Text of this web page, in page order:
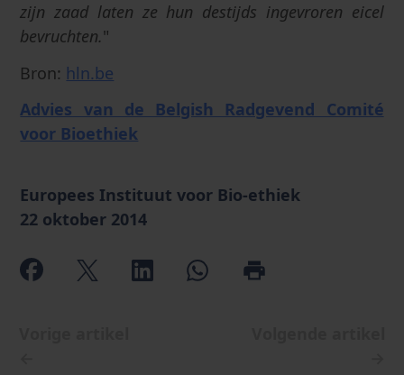
zijn zaad laten ze hun destijds ingevroren eicel
bevruchten."
Bron: hln.be
Advies van de Belgish Radgevend Comité
voor Bioethiek
Europees Instituut voor Bio-ethiek
22 oktober 2014